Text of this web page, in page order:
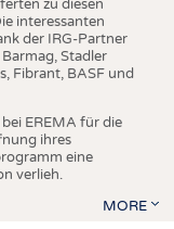
zu diesen
interessanten
der IRG-Partner
Stadler
Fibrant, BASF und
EREMA für die
ihres
eine
verlieh.
MORE